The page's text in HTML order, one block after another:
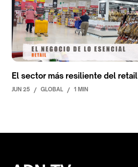
El sector más resiliente del retail
JUN 25 / GLOBAL / 1 MIN